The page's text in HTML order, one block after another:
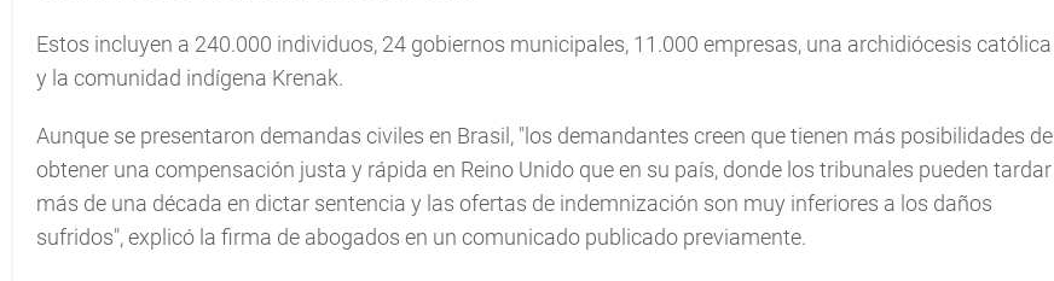
Estos incluyen a 240.000 individuos, 24 gobiernos municipales, 11.000 empresas, una archidiócesis católica
y la comunidad indígena Krenak.
Aunque se presentaron demandas civiles en Brasil, "los demandantes creen que tienen más posibilidades de
obtener una compensación justa y rápida en Reino Unido que en su país, donde los tribunales pueden tardar
más de una década en dictar sentencia y las ofertas de indemnización son muy inferiores a los daños
sufridos", explicó la firma de abogados en un comunicado publicado previamente.